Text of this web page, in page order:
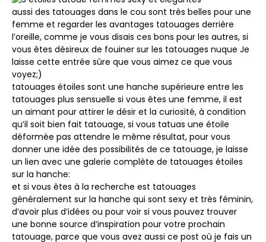
aussi des tatouages ​​dans le cou sont très belles pour une
femme et regarder les avantages tatouages ​​derrière
l’oreille, comme je vous disais ces bons pour les autres, si
vous êtes désireux de fouiner sur les tatouages nuque Je
laisse cette entrée sûre que vous aimez ce que vous
voyez;)
tatouages ​​étoiles sont une hanche supérieure entre les
tatouages plus sensuelle si vous êtes une femme, il est
un aimant pour attirer le désir et la curiosité, à condition
qu’il soit bien fait tatouage, si vous tatuas une étoile
déformée pas attendre le même résultat, pour vous
donner une idée des possibilités de ce tatouage, je laisse
un lien avec une galerie complète de tatouages ​​étoiles
sur la hanche:
et si vous êtes à la recherche est tatouages ​​
généralement sur la hanche qui sont sexy et très féminin,
d’avoir plus d’idées ou pour voir si vous pouvez trouver
une bonne source d’inspiration pour votre prochain
tatouage, parce que vous avez aussi ce post où je fais un